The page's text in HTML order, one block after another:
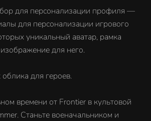
для персонализации профиля —
для персонализации игрового
уникальный аватар, рамка
для него.
для героев.
времени от Frontier в культовой
Станьте военачальником и